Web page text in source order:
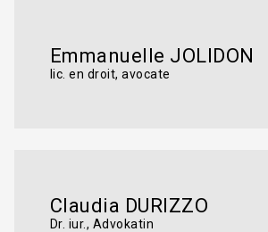
Emmanuelle JOLIDON
lic. en droit, avocate
Claudia DURIZZO
Dr. iur., Advokatin